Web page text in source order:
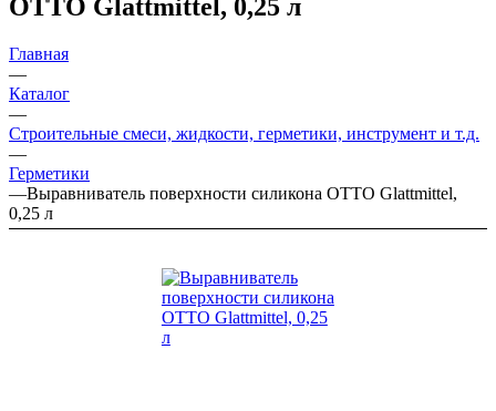
OTTO Glattmittel, 0,25 л
Главная
—
Каталог
—
Строительные смеси, жидкости, герметики, инструмент и т.д.
—
Герметики
—Выравниватель поверхности силикона OTTO Glattmittel,
0,25 л